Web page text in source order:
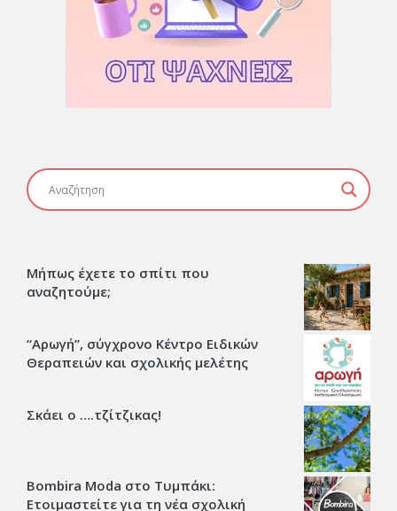
Μήπως έχετε το σπίτι που
αναζητούμε;
“Αρωγή”, σύγχρονο Κέντρο Ειδικών
Θεραπειών και σχολικής μελέτης
Σκάει ο ….τζίτζικας!
Bombira Moda στο Τυμπάκι:
Ετοιμαστείτε για τη νέα σχολική